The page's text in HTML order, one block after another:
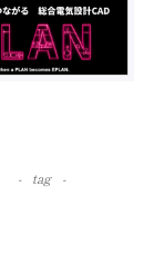
tag